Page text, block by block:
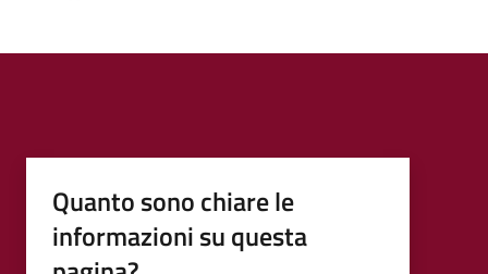
Quanto sono chiare le
informazioni su questa